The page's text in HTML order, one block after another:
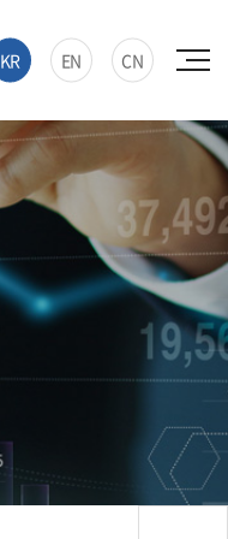
KR EN CN